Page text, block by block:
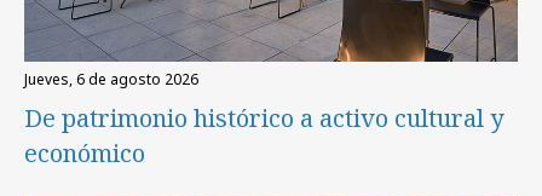
jueves, 6 de agosto 2026
De patrimonio histórico a activo cultural y
económico